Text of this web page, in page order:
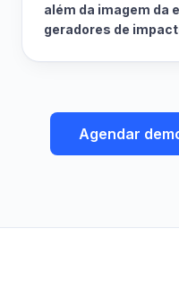
além da imagem da
geradores de
Agendar